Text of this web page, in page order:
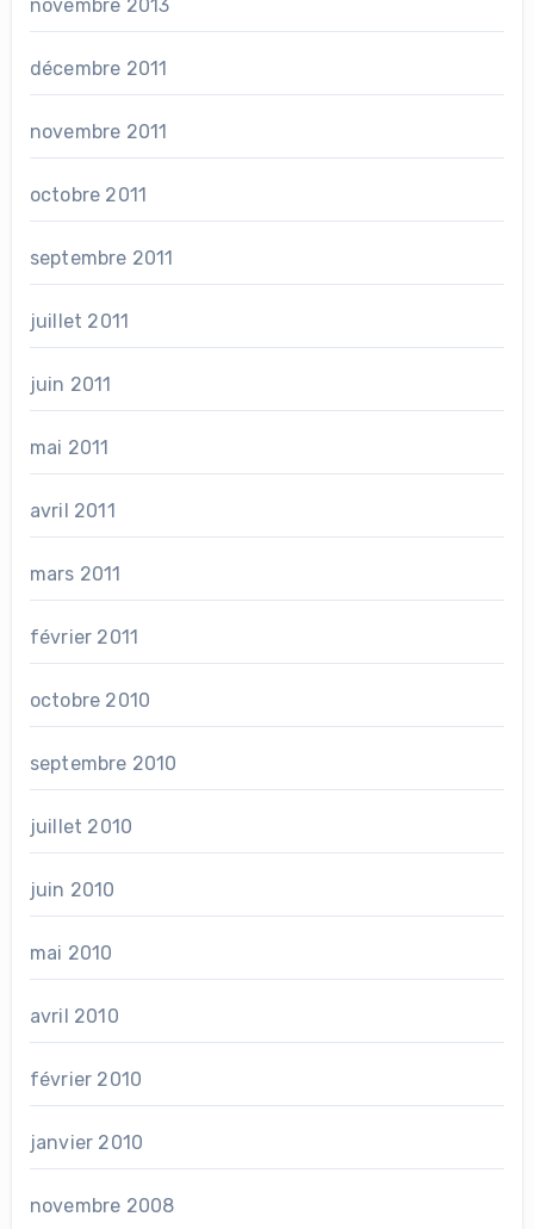
novembre 2013
décembre 2011
novembre 2011
octobre 2011
septembre 2011
juillet 2011
juin 2011
mai 2011
avril 2011
mars 2011
février 2011
octobre 2010
septembre 2010
juillet 2010
juin 2010
mai 2010
avril 2010
février 2010
janvier 2010
novembre 2008